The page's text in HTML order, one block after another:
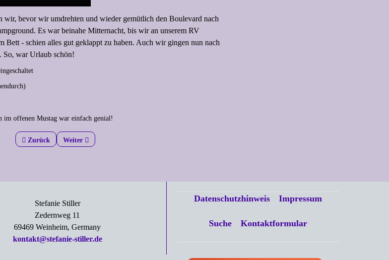
wir, bevor wir umdrehten und wieder gemütlich den Boulevard nach
Es war beinahe Mitternacht, bis wir an unserem RV
Bett - schien alles gut geklappt zu haben. Auch wir gingen nun nach
So, war Urlaub schön!
im offenen Mustag war einfach genial!
Previous article: Einkaufs Marathon
Zurück Next article: Kontrastprogramm
Weiter
Stefanie Stiller
Zedernweg 11
69469 Weinheim, Germany
kontakt@stefanie-stiller.de
Datenschutzhinweis Impressum
Suche Kontaktformular